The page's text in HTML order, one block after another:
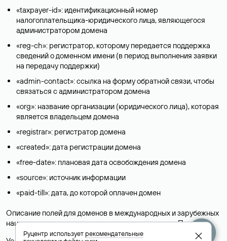
«taxpayer-id»: идентификационный номер
налогоплательщика-юридического лица, являющегося
администратором домена
«reg-ch»: регистратор, которому передается поддержка
сведений о доменном имени (в период выполнения заявки
на передачу поддержки)
«admin-contact»: ссылка на форму обратной связи, чтобы
связаться с администратором домена
«org»: название организации (юридического лица), которая
является владельцем домена
«registrar»: регистратор домена
«created»: дата регистрации домена
«free-date»: плановая дата освобождения домена
«source»: источник информации
«paid-till»: дата, до которой оплачен домен
Описание полей для доменов в международных и зарубежных
национальных доменах представлены в разделе «Помощь».
Руцентр используетрекомендательные